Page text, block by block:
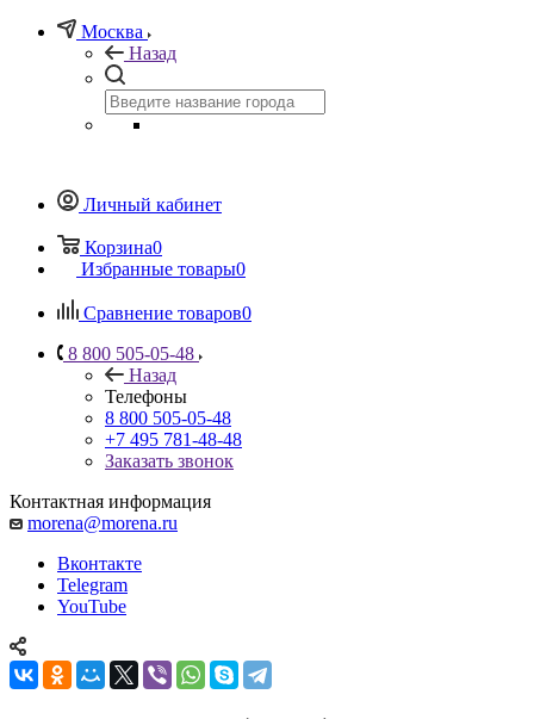
Москва
Назад
Личный кабинет
Корзина0
Избранные товары0
Сравнение товаров0
8 800 505-05-48
Назад
Телефоны
8 800 505-05-48
+7 495 781-48-48
Заказать звонок
Контактная информация
morena@morena.ru
Вконтакте
Telegram
YouTube